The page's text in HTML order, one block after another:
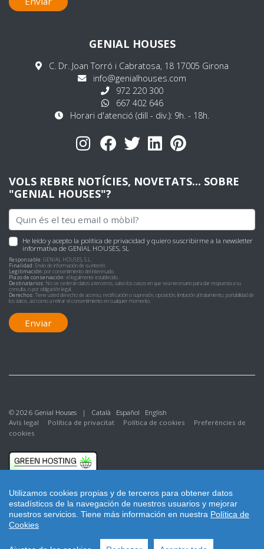
Utilizamos cookies propias y de terceros para obtener datos
estadísticos de la navegación de nuestros usuarios y mejorar
nuestros servicios. Tiene más información en nuestra Política de
Cookies
GENIAL HOUSES
C. Dr. Joan Torró i Cabratosa, 18 17005 Girona
info@genialhouses.com
972 220 300
667 402 646
Horari d'atenció (dill - div.): 9h. - 18h.
VOLS REBRE NOTÍCIES, NOVETATS... SOBRE
"GENIAL HOUSES"?
He leído y acepto la política de privacidad y quiero suscribirme a la newsletter
informativa de GENIAL HOUSES, SL
Responsable:GENIAL HOUSES, S.L.
Finalidad: Envío de información de su interés
Legitimación:por consentimiento del interesado.
Plazo de conservación:el legalmente establecido.
Destinatarios: No se cederán datos a terceros, salvo los casos en que sea necesario para dar respuesta a su
consulta, o por obligación legal.
Derechos:Tiene usted derecho de acceso, rectificación o supresión, oposición, limitación al tratamiento, portabilidad de
los datos, así como a retirar el consentimiento en cualquier momento.
Enviar
© 2026 Genial Houses | Català Español
English
Avís legal
Política de privacitat Política de cookies
Preferències de
cookies